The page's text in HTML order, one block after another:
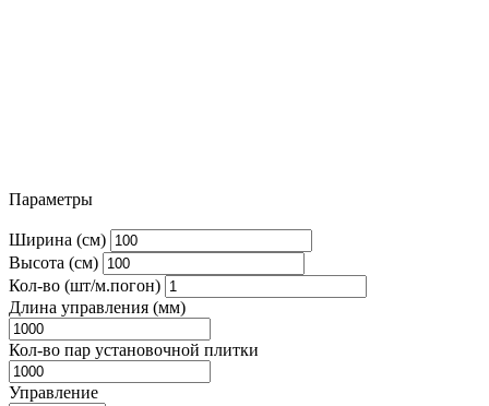
Параметры
Ширина (см)
Высота (см)
Кол-во (шт/м.погон)
Длина управления (мм)
Кол-во пар установочной плитки
Управление